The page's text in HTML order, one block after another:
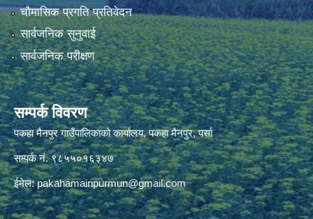
चौमासिक प्रगति प्रतिवेदन
सार्वजनिक सुनुवाई
सार्वजनिक परीक्षण
सम्पर्क विवरण
पकहा मैनपुर गाउँपालिकाको कार्यालय, पकहा मैनपुर, पर्सा
सम्पर्क नं. ९८५५०१६३४७
ईमेल:pakahamainpurmun@gmail.com